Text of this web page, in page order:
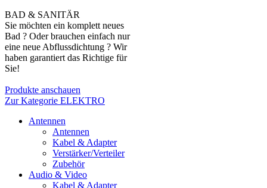
BAD & SANITÄR
Sie möchten ein komplett neues
Bad ? Oder brauchen einfach nur
eine neue Abflussdichtung ? Wir
haben garantiert das Richtige für
Sie!
Produkte anschauen
Zur Kategorie ELEKTRO
Antennen
Antennen
Kabel & Adapter
Verstärker/Verteiler
Zubehör
Audio & Video
Kabel & Adapter